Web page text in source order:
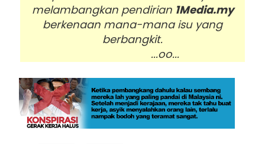
melambangkan pendirian 1Media.my
berkenaan mana-mana isu yang
berbangkit.
...oo...